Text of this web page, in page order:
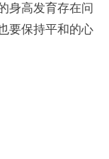
身高发育存在问
要保持平和的心